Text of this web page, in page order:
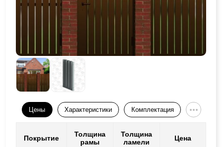
Цены Характеристики Комплектация
Покрытие
Толщина
рамы
Толщина
ламели
Цена